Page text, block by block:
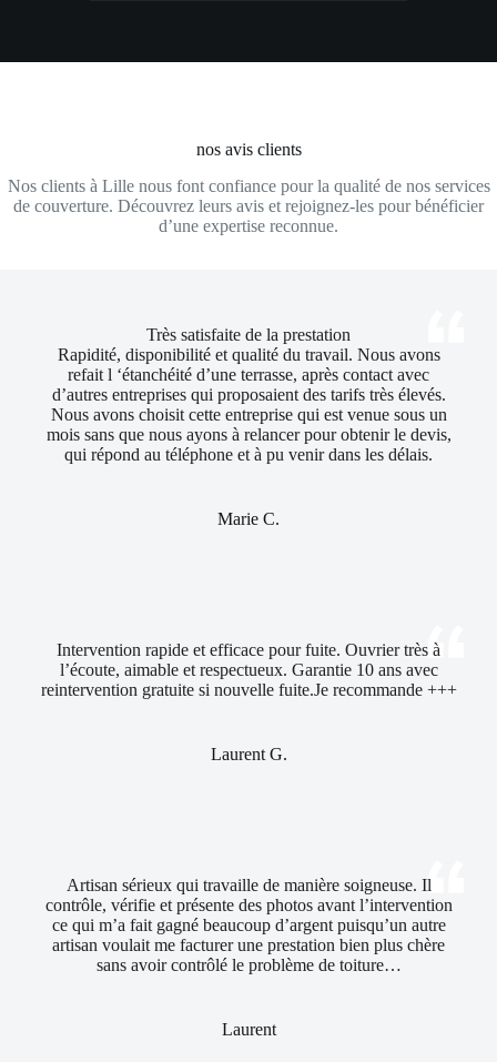
nos avis clients
Nos clients à Lille nous font confiance pour la qualité de nos services
de couverture. Découvrez leurs avis et rejoignez-les pour bénéficier
d’une expertise reconnue.
Très satisfaite de la prestation
Rapidité, disponibilité et qualité du travail. Nous avons
refait l ‘étanchéité d’une terrasse, après contact avec
d’autres entreprises qui proposaient des tarifs très élevés.
Nous avons choisit cette entreprise qui est venue sous un
mois sans que nous ayons à relancer pour obtenir le devis,
qui répond au téléphone et à pu venir dans les délais.
Marie C.
Intervention rapide et efficace pour fuite. Ouvrier très à
l’écoute, aimable et respectueux. Garantie 10 ans avec
reintervention gratuite si nouvelle fuite.Je recommande +++
Laurent G.
Artisan sérieux qui travaille de manière soigneuse. Il
contrôle, vérifie et présente des photos avant l’intervention
ce qui m’a fait gagné beaucoup d’argent puisqu’un autre
artisan voulait me facturer une prestation bien plus chère
sans avoir contrôlé le problème de toiture…
Laurent